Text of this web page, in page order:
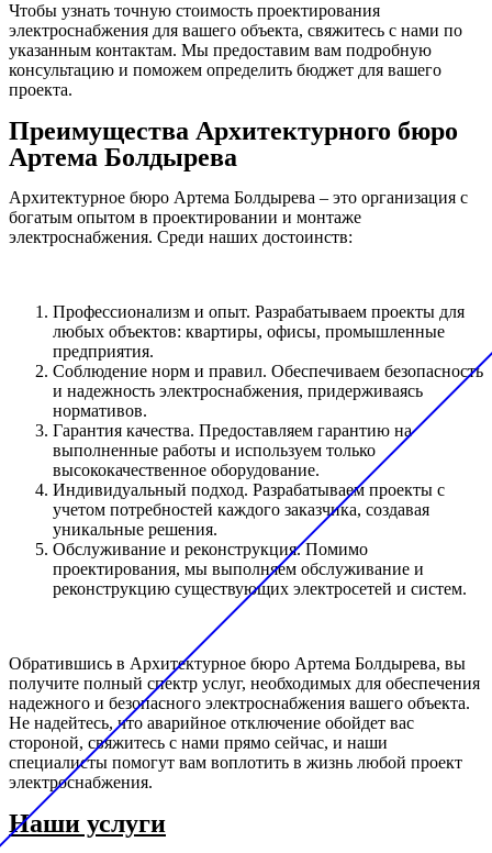
Чтобы узнать точную стоимость проектирования
электроснабжения для вашего объекта, свяжитесь с нами по
указанным контактам. Мы предоставим вам подробную
консультацию и поможем определить бюджет для вашего
проекта.
Преимущества Архитектурного бюро
Артема Болдырева
Архитектурное бюро Артема Болдырева – это организация с
богатым опытом в проектировании и монтаже
электроснабжения. Среди наших достоинств:
Профессионализм и опыт. Разрабатываем проекты для
любых объектов: квартиры, офисы, промышленные
предприятия.
Соблюдение норм и правил. Обеспечиваем безопасность
и надежность электроснабжения, придерживаясь
нормативов.
Гарантия качества. Предоставляем гарантию на
выполненные работы и используем только
высококачественное оборудование.
Индивидуальный подход. Разрабатываем проекты с
учетом потребностей каждого заказчика, создавая
уникальные решения.
Обслуживание и реконструкция. Помимо
проектирования, мы выполняем обслуживание и
реконструкцию существующих электросетей и систем.
Обратившись в Архитектурное бюро Артема Болдырева, вы
получите полный спектр услуг, необходимых для обеспечения
надежного и безопасного электроснабжения вашего объекта.
Не надейтесь, что аварийное отключение обойдет вас
стороной, свяжитесь с нами прямо сейчас, и наши
специалисты помогут вам воплотить в жизнь любой проект
электроснабжения.
Наши услуги